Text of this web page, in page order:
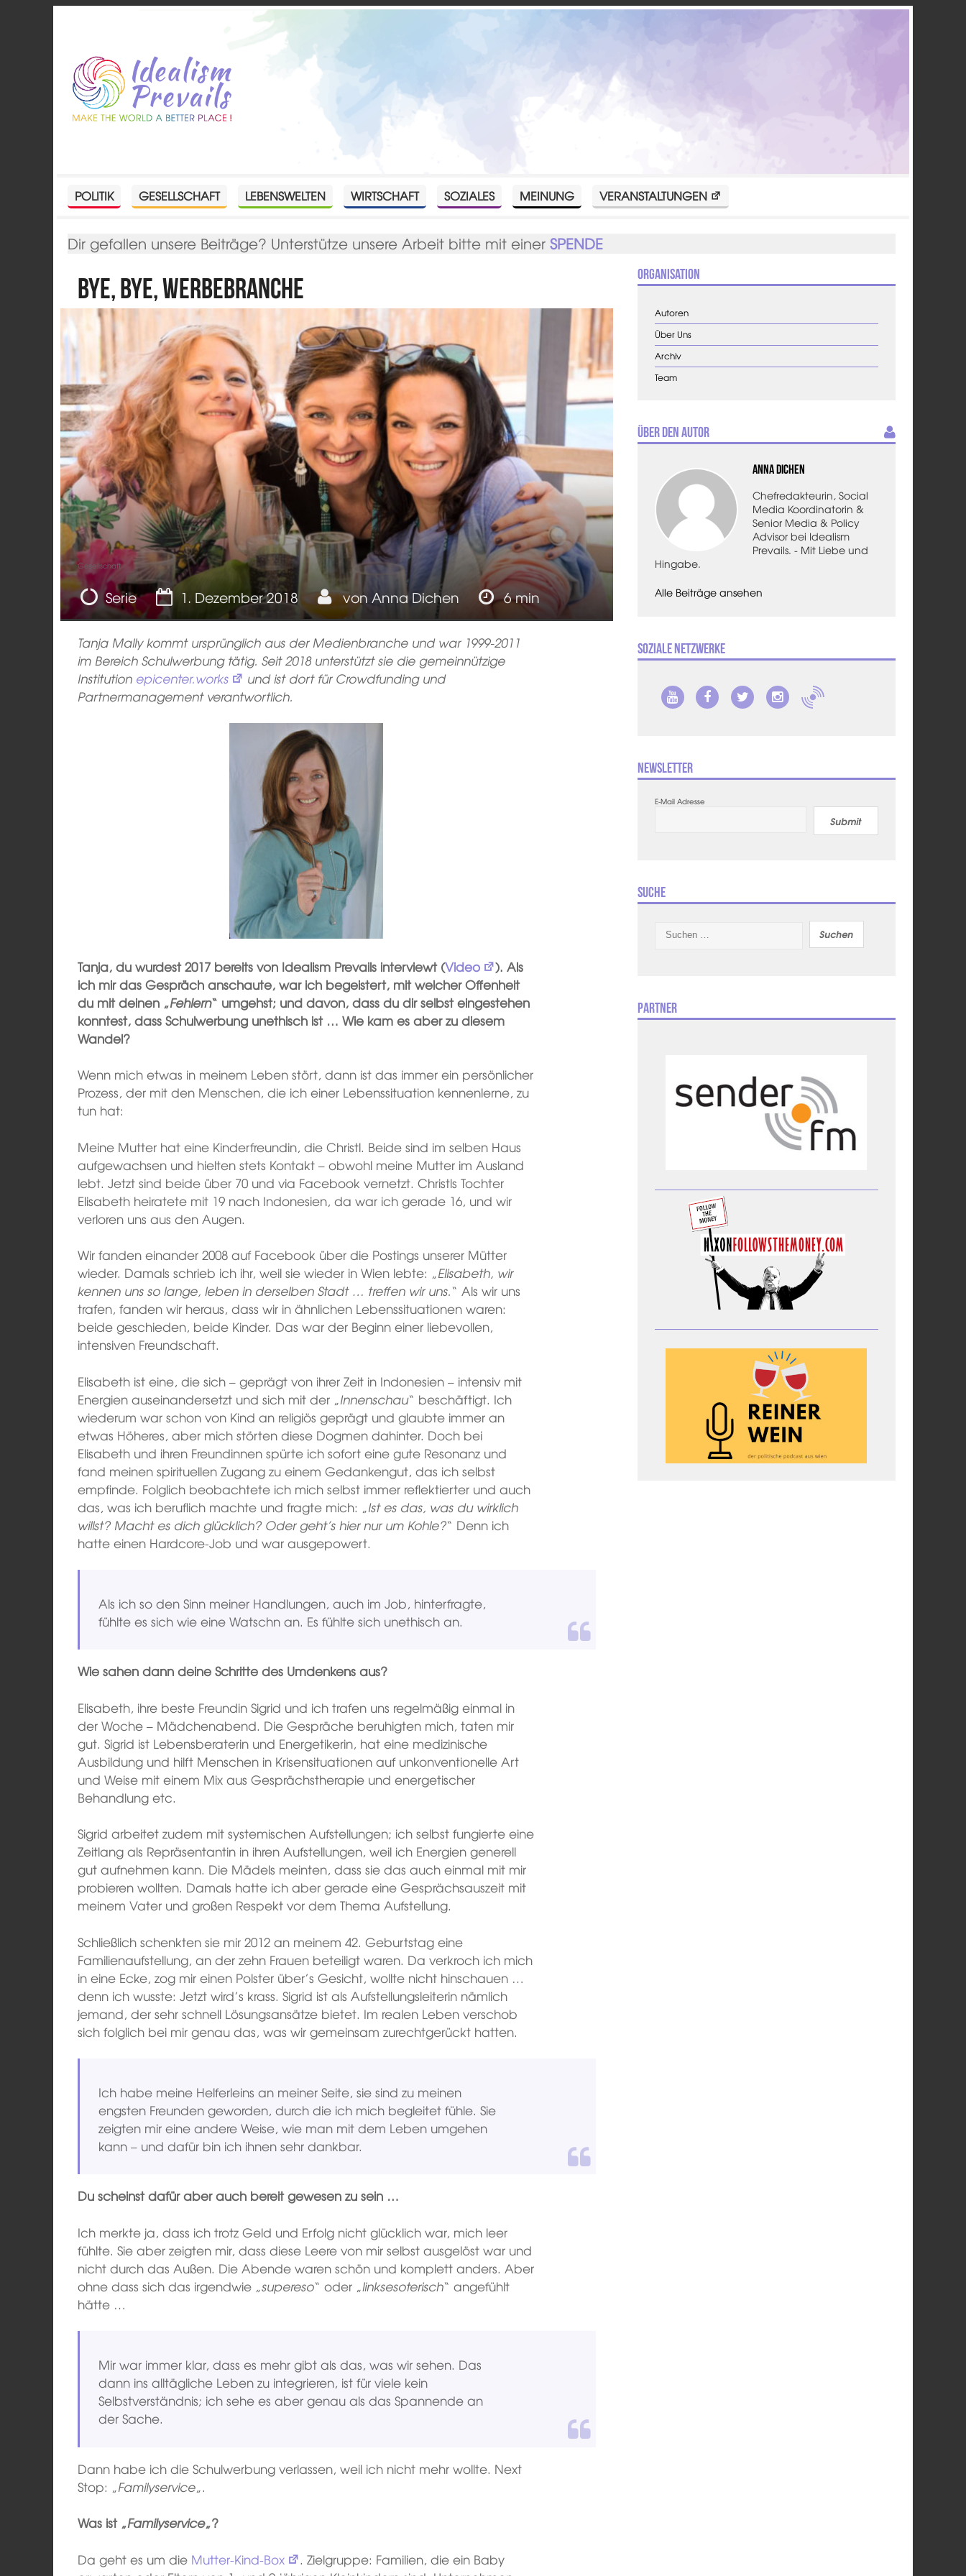
POLITIK GESELLSCHAFT LEBENSWELTEN WIRTSCHAFT SOZIALES MEINUNG VERANSTALTUNGEN
Dir gefallen unsere Beiträge? Unterstütze unsere Arbeit bitte mit einerSPENDE
Bye, bye, Werbebranche
Gesellschaft
Serie 1. Dezember 2018 von Anna Dichen 6 min
Tanja Mally kommt ursprünglich aus der Medienbranche und war 1999-2011
im Bereich Schulwerbung tätig. Seit 2018 unterstützt sie die gemeinnützige
Institution epicenter.works
und ist dort für Crowdfunding und
Partnermanagement verantwortlich.
Tanja, du wurdest 2017 bereits von Idealism Prevails interviewt (Video ). Als
ich mir das Gespräch anschaute, war ich begeistert, mit welcher Offenheit
du mit deinen „Fehlern“ umgehst; und davon, dass du dir selbst eingestehen
konntest, dass Schulwerbung unethisch ist … Wie kam es aber zu diesem
Wandel?
Wenn mich etwas in meinem Leben stört, dann ist das immer ein persönlicher
Prozess, der mit den Menschen, die ich einer Lebenssituation kennenlerne, zu
tun hat:
Meine Mutter hat eine Kinderfreundin, die Christl. Beide sind im selben Haus
aufgewachsen und hielten stets Kontakt – obwohl meine Mutter im Ausland
lebt. Jetzt sind beide über 70 und via Facebook vernetzt. Christls Tochter
Elisabeth heiratete mit 19 nach Indonesien, da war ich gerade 16, und wir
verloren uns aus den Augen.
Wir fanden einander 2008 auf Facebook über die Postings unserer Mütter
wieder. Damals schrieb ich ihr, weil sie wieder in Wien lebte: „Elisabeth, wir
kennen uns so lange, leben in derselben Stadt … treffen wir uns.“ Als wir uns
trafen, fanden wir heraus, dass wir in ähnlichen Lebenssituationen waren:
beide geschieden, beide Kinder. Das war der Beginn einer liebevollen,
intensiven Freundschaft.
Elisabeth ist eine, die sich – geprägt von ihrer Zeit in Indonesien – intensiv mit
Energien auseinandersetzt und sich mit der „Innenschau“ beschäftigt. Ich
wiederum war schon von Kind an religiös geprägt und glaubte immer an
etwas Höheres, aber mich störten diese Dogmen dahinter. Doch bei
Elisabeth und ihren Freundinnen spürte ich sofort eine gute Resonanz und
fand meinen spirituellen Zugang zu einem Gedankengut, das ich selbst
empfinde. Folglich beobachtete ich mich selbst immer reflektierter und auch
das, was ich beruflich machte und fragte mich: „Ist es das, was du wirklich
willst? Macht es dich glücklich? Oder geht’s hier nur um Kohle?“ Denn ich
hatte einen Hardcore-Job und war ausgepowert.
Als ich so den Sinn meiner Handlungen, auch im Job, hinterfragte,
fühlte es sich wie eine Watschn an. Es fühlte sich unethisch an.
Wiesahen dann deine Schritte des Umdenkensaus?
Elisabeth, ihre beste Freundin Sigrid und ich trafen uns regelmäßig einmal in
der Woche – Mädchenabend. Die Gespräche beruhigten mich, taten mir
gut. Sigrid ist Lebensberaterin und Energetikerin, hat eine medizinische
Ausbildung und hilft Menschen in Krisensituationen auf unkonventionelle Art
und Weise mit einem Mix aus Gesprächstherapie und energetischer
Behandlung etc.
Sigrid arbeitet zudem mit systemischen Aufstellungen; ich selbst fungierte eine
Zeitlang als Repräsentantin in ihren Aufstellungen, weil ich Energien generell
gut aufnehmen kann. Die Mädels meinten, dass sie das auch einmal mit mir
probieren wollten. Damals hatte ich aber gerade eine Gesprächsauszeit mit
meinem Vater und großen Respekt vor dem Thema Aufstellung.
Schließlich schenkten sie mir 2012 an meinem 42. Geburtstag eine
Familienaufstellung, an der zehn Frauen beteiligt waren. Da verkroch ich mich
in eine Ecke, zog mir einen Polster über’s Gesicht, wollte nicht hinschauen …
denn ich wusste: Jetzt wird’s krass. Sigrid ist als Aufstellungsleiterin nämlich
jemand, der sehr schnell Lösungsansätze bietet. Im realen Leben verschob
sich folglich bei mir genau das, was wir gemeinsam zurechtgerückt hatten.
Ich habe meine Helferleins an meiner Seite, sie sind zu meinen
engsten Freunden geworden, durch die ich mich begleitet fühle. Sie
zeigten mir eine andere Weise, wie man mit dem Leben umgehen
kann – und dafür bin ich ihnen sehr dankbar.
Du scheinst dafür aber auch bereit gewesen zu sein …
Ich merkte ja, dass ich trotz Geld und Erfolg nicht glücklich war, mich leer
fühlte. Sie aber zeigten mir, dass diese Leere von mir selbst ausgelöst war und
nicht durch das Außen. Die Abende waren schön und komplett anders. Aber
ohne dass sich das irgendwie „supereso“ oder „linksesoterisch“ angefühlt
hätte …
Mir war immer klar, dass es mehr gibt als das, was wir sehen. Das
dann ins alltägliche Leben zu integrieren, ist für viele kein
Selbstverständnis; ich sehe es aber genau als das Spannende an
der Sache.
Dann habe ich die Schulwerbung verlassen, weil ich nicht mehr wollte. Next
Stop: „Familyservice„.
Was ist „Familyservice„?
Da geht es um die Mutter-Kind-Box
. Zielgruppe: Familien, die ein Baby
Organisation
Autoren
Über Uns
Archiv
Team
Über den Autor
Anna Dichen
Chefredakteurin, Social
Media Koordinatorin &
Senior Media & Policy
Advisor bei Idealism
Prevails. - Mit Liebe und
Hingabe.
Alle Beiträge ansehen
Soziale Netzwerke
Newsletter
E-Mail Adresse
Submit
Suche
nach:
Partner